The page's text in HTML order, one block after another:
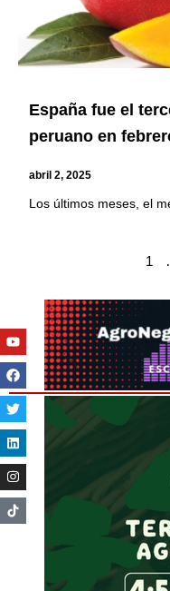
España fue el
peruano en
abril 2, 2025
Los últimos meses, el
1
Youtube
Facebook
Twitter
Linkedin
Instagram